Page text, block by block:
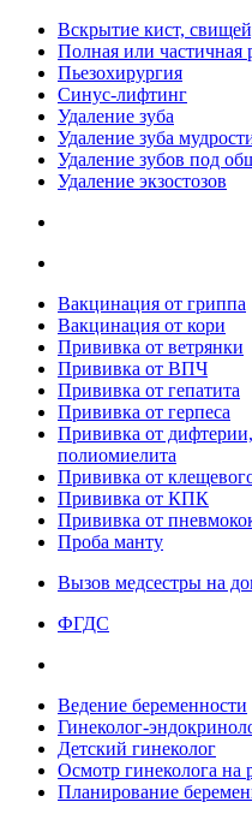
Вскрытие кист,
Полная или частичная
Пьезохирургия
Синус-лифтинг
Удаление зуба
Удаление зуба
Удаление зубов под
Удаление экзостозов
Вакцинация от гриппа
Вакцинация от кори
Прививка от ветрянки
Прививка от ВПЧ
Прививка от гепатита
Прививка от герпеса
Прививка от
полиомиелита
Прививка от
Прививка от КПК
Прививка от
Проба манту
Вызов медсестры на
ФГДС
Ведение беременности
Гинеколог-
Детский гинеколог
Осмотр гинеколога на
Планирование